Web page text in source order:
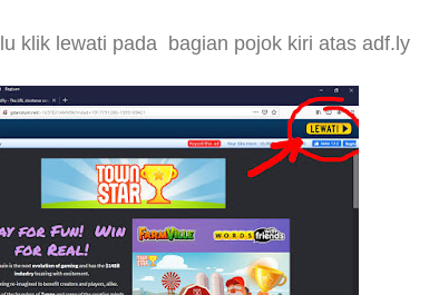
klik lewati pada bagian pojok kiri atas adf.ly